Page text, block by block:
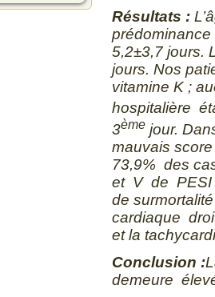
Résultats :
5,2±3,7 jours.
jours. Nos
vitamine K ;
hospitalière
3ème jour.
mauvais
73,9% des
et V de PESI
de
cardiaque
et la
Conclusion :
demeure